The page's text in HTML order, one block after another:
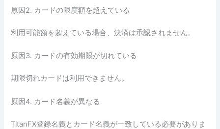
原因2. カードの限度額を超えている
利用可能額を超えている場合、決済は承認されません。
原因3. カードの有効期限が切れている
期限切れカードは利用できません。
原因4. カード名義が異なる
TitanFX登録名義とカード名義が一致している必要がありま